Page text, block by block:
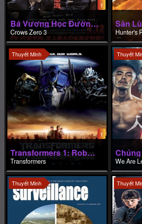
1
Bá Vương Học Đường 3
Crows Zero 3
Săn
Hunter's
Thuyết Minh
1
Transformers 1: Robot Đại Chiến
Transformers
Thuyết
We Are
Thuyết Minh Thuyết